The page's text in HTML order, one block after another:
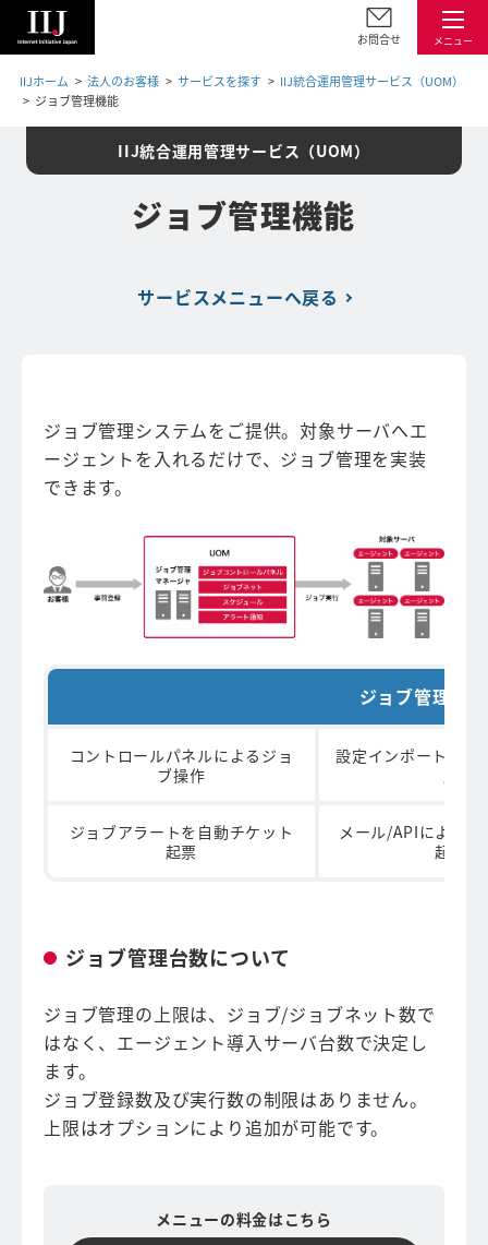
メニュー
お問合せ
IIJホーム 法人のお客様 サービスを探す
IIJ統合運用管理サービス（UOM）
ジョブ管理機能
IIJ統合運用管理サービス（UOM）
ジョブ管理機能
サービスメニューへ戻る
ジョブ管理システムをご提供。対象サーバへエ
ージェントを入れるだけで、ジョブ管理を実装
できます。
ジョブ管理の
コントロールパネルによるジョ
ブ操作
設定インポート/エ
ジョブアラートを自動チケット
起票
メール/APIによる
起動
ジョブ管理台数について
ジョブ管理の上限は、ジョブ/ジョブネット数で
はなく、エージェント導入サーバ台数で決定し
ます。
ジョブ登録数及び実行数の制限はありません。
上限はオプションにより追加が可能です。
メニューの料金はこちら